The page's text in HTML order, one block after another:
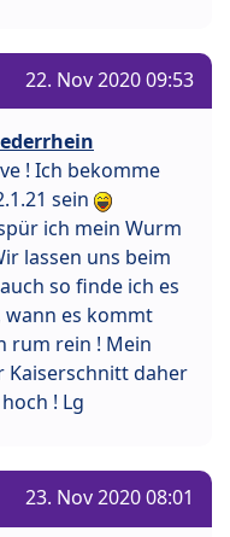
22. Nov 2020 09:53
! Ich bekomme
sein
ich mein Wurm
lassen uns beim
so finde ich es
wann es kommt
rum rein ! Mein
Kaiserschnitt daher
! Lg
23. Nov 2020 08:01